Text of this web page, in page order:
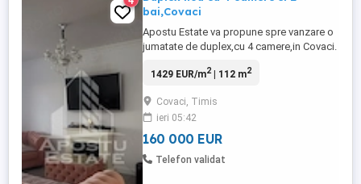
bai,Covaci
Apostu Estate va propune spre vanzare o
jumatate de duplex,cu 4 camere,in Covaci.
suprafata utila de 112mp + 2 terase si un
urmatoarea compartimentare: Parter: -
curte pavata cu acces auto interior. -terasa
acoperita. -hol acces. -living ...
1429 EUR/m2| 112 m2
Covaci, Timis
ieri 05:42
160 000 EUR
Telefon validat